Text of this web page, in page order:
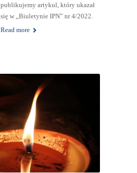
publikujemy artykul, który ukazał
się w „Biuletynie IPN” nr 4/2022.
Read more